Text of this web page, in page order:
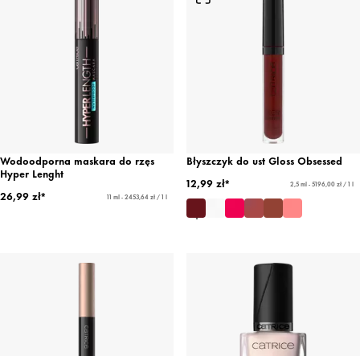
Wodoodporna maskara do rzęs
Hyper Lenght
26,99 zł*
11 ml - 2453,64 zł / 1 l
Błyszczyk do ust Gloss Obsessed
12,99 zł*
2,5 ml - 5196,00 zł / 1 l